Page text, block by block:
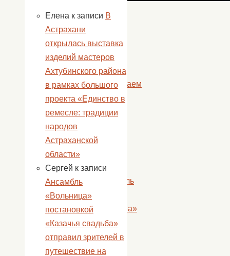
Метки:
РДК.
«
Приглашаем
всех
жителей
и
на
фестиваль
прекрасна»
Еще
один
день
Елена к записи В
Астрахани
открылась выставка
изделий мастеров
Ахтубинского района
в рамках большого
проекта «Единство в
ремесле: традиции
народов
Астраханской
области»
Сергей к записи
Ансамбль
«Вольница»
постановкой
«Казачья свадьба»
отправил зрителей в
путешествие на